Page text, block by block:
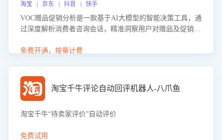
淘宝 | 京东 | 抖音 | 快手
VOC赠品促销分析是一款基于AI大模型的智能决策工具，通
过深度解析消费者咨询会话，精准洞察用户对赠品及促销政
销诉求，帮助企业制定个性化赠品组合策略，优化资源投放
免费开通，按量计费
淘宝千牛评论自动回评机器人-八爪鱼
淘宝千牛“待卖家评价”自动评价
免费试用